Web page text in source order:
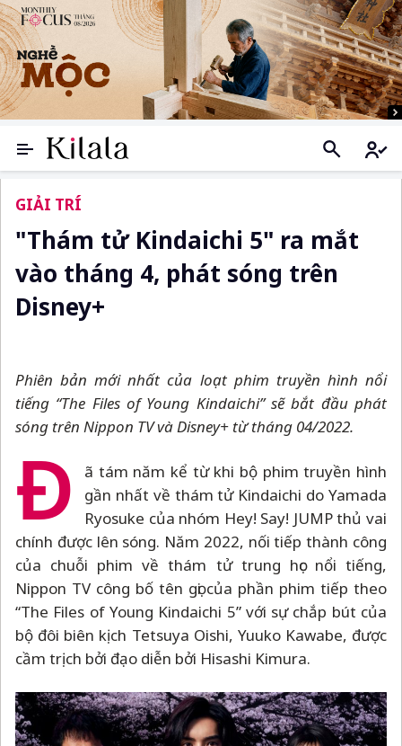
GIẢI TRÍ
"Thám tử Kindaichi 5" ra mắt
vào tháng 4, phát sóng trên
Disney+
Phiên bản mới nhất của loạt phim truyền hình nổi
tiếng “The Files of Young Kindaichi” sẽ bắt đầu phát
sóng trên Nippon TV và Disney+ từ tháng 04/2022.
Đ
ã tám năm kể từ khi bộ phim truyền hình
gần nhất về thám tử Kindaichi do Yamada
Ryosuke của nhóm Hey! Say! JUMP thủ vai
chính được lên sóng. Năm 2022, nối tiếp thành công
của chuỗi phim về thám tử trung học nổi tiếng,
Nippon TV công bố tên gọi của phần phim tiếp theo
“The Files of Young Kindaichi 5” với sự chắp bút của
bộ đôi biên kịch Tetsuya Oishi, Yuuko Kawabe, được
cầm trịch bởi đạo diễn bởi Hisashi Kimura.